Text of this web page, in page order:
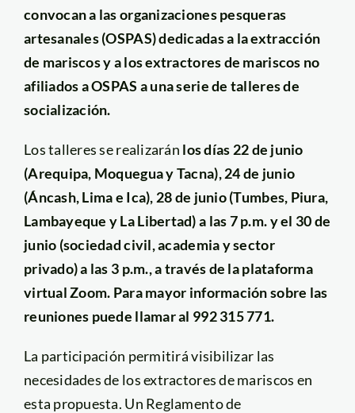
convocan a las organizaciones pesqueras
artesanales (OSPAS) dedicadas a la extracción
de mariscos y a los extractores de mariscos no
afiliados a OSPAS a una serie de talleres de
socialización.
Los talleres se realizarán los días 22 de junio
(Arequipa, Moquegua y Tacna), 24 de junio
(Áncash, Lima e Ica), 28 de junio (Tumbes, Piura,
Lambayeque y La Libertad) a las 7 p.m. y el 30 de
junio (sociedad civil, academia y sector
privado) a las 3 p.m., a través de la plataforma
virtual Zoom. Para mayor información sobre las
reuniones puede llamar al 992 315 771.
La participación permitirá visibilizar las
necesidades de los extractores de mariscos en
esta propuesta. Un Reglamento de